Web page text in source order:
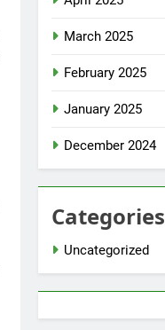
March 2025
February 2025
January 2025
December 2024
Categories
Uncategorized